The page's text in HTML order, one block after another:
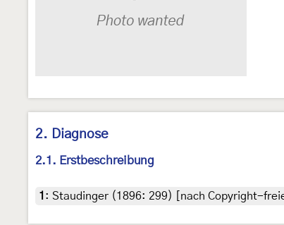
2. Diagnose
2.1. Erstbeschreibung
1 : Staudinger (1896: 299) [nach Copyright-